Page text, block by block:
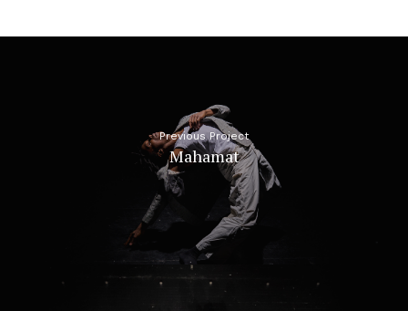
Previous Project
Mahamat